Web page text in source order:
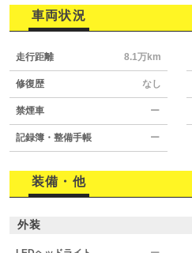
車両状況
走行距離 8.1万km
修復歴 なし
禁煙車 ー
記録簿・整備手帳 ー
装備・他
外装